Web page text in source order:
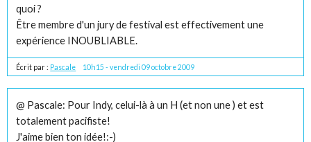
quoi ?
Être membre d'un jury de festival est effectivement une
expérience INOUBLIABLE.
Écrit par : Pascale 10h15 -vendredi 09 octobre 2009
@ Pascale: Pour Indy, celui-là à un H (et non une ) et est
totalement pacifiste!
J'aime bien ton idée!:-)